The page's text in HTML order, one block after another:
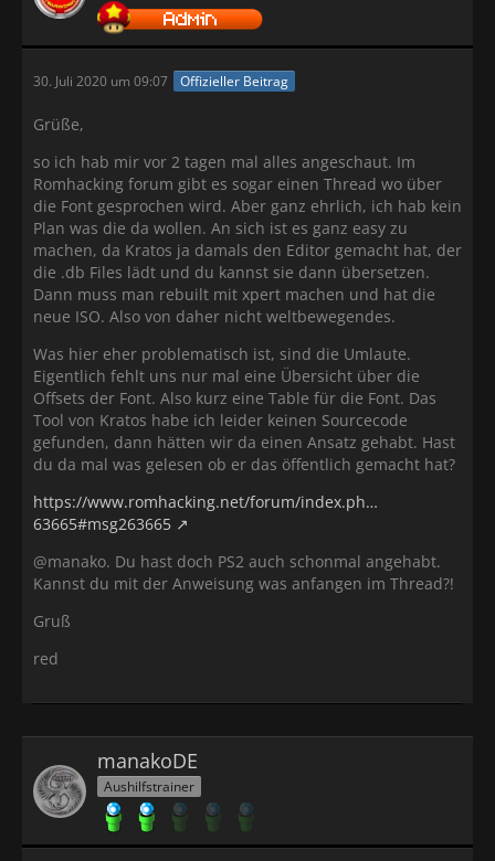
30. Juli 2020 um 09:07 Offizieller Beitrag
Grüße,
so ich hab mir vor 2 tagen mal alles angeschaut. Im
Romhacking forum gibt es sogar einen Thread wo über
die Font gesprochen wird. Aber ganz ehrlich, ich hab kein
Plan was die da wollen. An sich ist es ganz easy zu
machen, da Kratos ja damals den Editor gemacht hat, der
die .db Files lädt und du kannst sie dann übersetzen.
Dann muss man rebuilt mit xpert machen und hat die
neue ISO. Also von daher nicht weltbewegendes.
Was hier eher problematisch ist, sind die Umlaute.
Eigentlich fehlt uns nur mal eine Übersicht über die
Offsets der Font. Also kurz eine Table für die Font. Das
Tool von Kratos habe ich leider keinen Sourcecode
gefunden, dann hätten wir da einen Ansatz gehabt. Hast
du da mal was gelesen ob er das öffentlich gemacht hat?
https://www.romhacking.net/forum/index.ph…
63665#msg263665
@manako. Du hast doch PS2 auch schonmal angehabt.
Kannst du mit der Anweisung was anfangen im Thread?!
Gruß
red
manakoDE
Aushilfstrainer